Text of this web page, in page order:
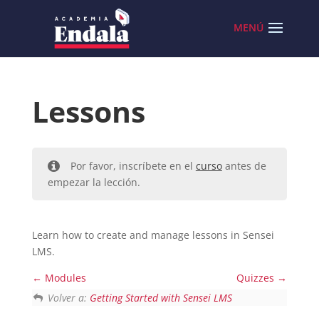
Lessons
Por favor, inscríbete en el cursoantes de
empezar la lección.
Learn how to create and manage lessons in Sensei
LMS.
Modules
Quizzes
Volver a: Getting Started with Sensei LMS